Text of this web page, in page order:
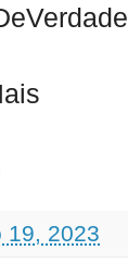
19, 2023